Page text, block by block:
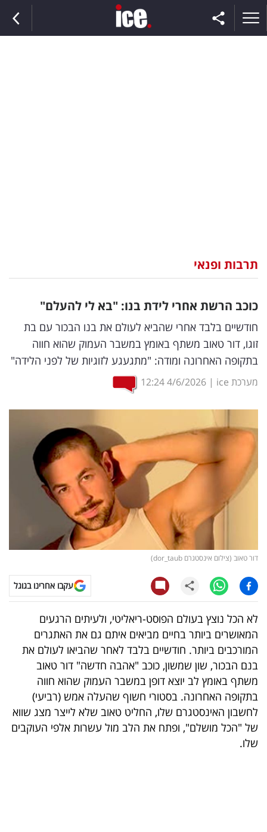
וצרכנות
וטק
שיווק
ופרסום
משפט
מדדים
ומחקרים
דעות
קריפטו
ויראלי
טלוויזיה
עסקי
ספורט
קריירה
ולימודים
מינויים
תרבות ופנאי
כוכב הרשת אחרי לידת בנו: "בא לי להעלם"
חודשיים בלבד אחרי שהביא לעולם את בנו הבכור עם בת
זוגו, דור טאוב משתף באומץ במשבר העמוק שהוא חווה
בתקופה האחרונה ומודה: "מתגעגע לזוגיות של לפני הלידה"
מערכת ice |
4/6/2026
12:24
דור טאוב (צילום אינסטגרם dor_taub)
עקבו אחרינו בגוגל
לא הכל נוצץ בעולם הפוסט-ריאליטי, ולעיתים הרגעים
המאושרים ביותר בחיים מביאים איתם גם את האתגרים
המורכבים ביותר. חודשיים בלבד לאחר שהביאו לעולם את
בנם הבכור, שון שמשון, כוכב "אהבה חדשה" דור טאוב
משתף באומץ לב יוצא דופן במשבר העמוק שהוא חווה
בתקופה האחרונה. בסטורי חשוף שהעלה אמש (רביעי)
לחשבון האינסטגרם שלו, החליט טאוב שלא לייצר מצג שווא
של "הכל מושלם", ופתח את הלב מול עשרות אלפי העוקבים
שלו.